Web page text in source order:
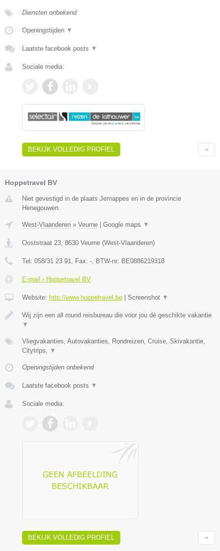
Diensten onbekend
Openingstijden ▼
Laatste facebook posts ▼
Sociale media:
BEKIJK VOLLEDIG PROFIEL
Hoppetravel BV
Niet gevestigd in de plaats Jemappes en in de provincie
Henegouwen.
West-Vlaanderen » Veurne | Google maps ▼
Ooststraat 23 8630 Veurne (West-Vlaanderen)
Tel: 058/31 23 91 , Fax: - , BTW-nr: BE0886219318
E-mail › Hoppetravel BV
Website: http://www.hoppetravel.be | Screenshot ▼
Wij zijn een all round reisbureau die voor jou dé geschikte vakantie
▼
Vliegvakanties, Autovakanties, Rondreizen, Cruise, Skivakantie,
Citytrips,
▼
Openingstijden onbekend
Laatste facebook posts ▼
Sociale media:
BEKIJK VOLLEDIG PROFIEL